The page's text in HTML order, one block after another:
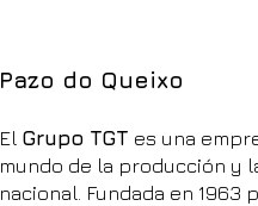
Pazo do Queixo
El Grupo TGT es una
mundo de la producción y
nacional. Fundada en 1963